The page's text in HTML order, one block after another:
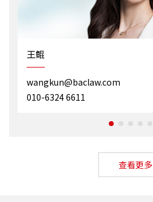
王鲲
wangkun@baclaw.com
010-6324 6611
查看更多